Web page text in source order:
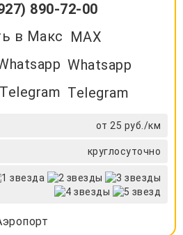
890-72-00
MAX
Whatsapp
Telegram
от 25 руб./км
круглосуточно